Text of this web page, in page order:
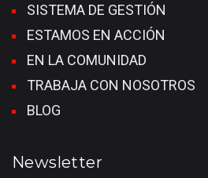
SISTEMA DE GESTIÓN
ESTAMOS EN ACCIÓN
EN LA COMUNIDAD
TRABAJA CON NOSOTROS
BLOG
Newsletter